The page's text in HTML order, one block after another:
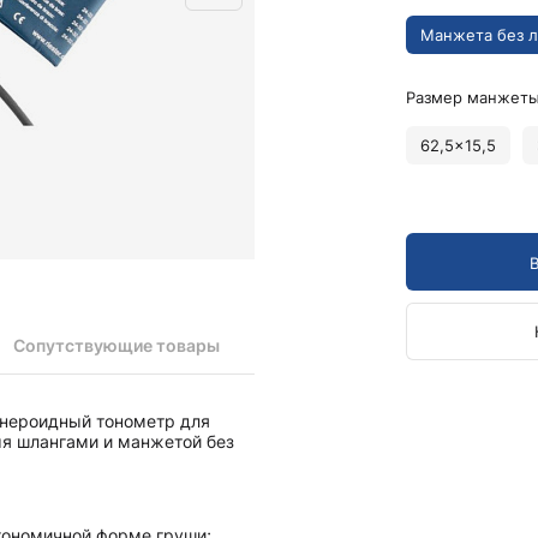
Камертоны и наборы
Камертоны
Наборы камертонов
Запасные части к медицинским светильникам
Пульсоксиметры ri-fox N
Термометры и аксессуары
Сопутствующие товары
тонометр для
шлангами и манжетой без
Манжета без
Размер
62,5x15,5